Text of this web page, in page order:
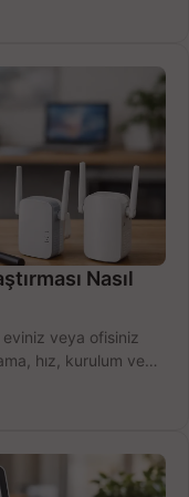
Nasıl
eviniz veya ofisiniz
hız, kurulum ve